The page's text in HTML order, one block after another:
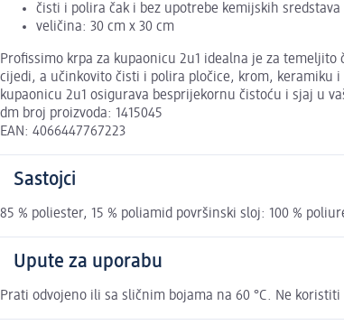
čisti i polira čak i bez upotrebe kemijskih sredstava
veličina: 30 cm x 30 cm
Profissimo krpa za kupaonicu 2u1 idealna je za
cijedi, a učinkovito čisti i polira pločice, krom, keramiku
kupaonicu 2u1 osigurava besprijekornu čistoću i sjaj u
dm broj proizvoda: 1415045
EAN: 4066447767223
Sastojci
85 % poliester, 15 % poliamid površinski sloj: 100 %
Upute za uporabu
Prati odvojeno ili sa sličnim bojama na 60 °C. Ne